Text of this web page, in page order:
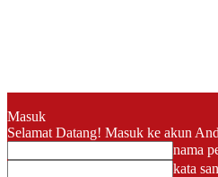
Masuk
Selamat Datang! Masuk ke akun
nama
kata